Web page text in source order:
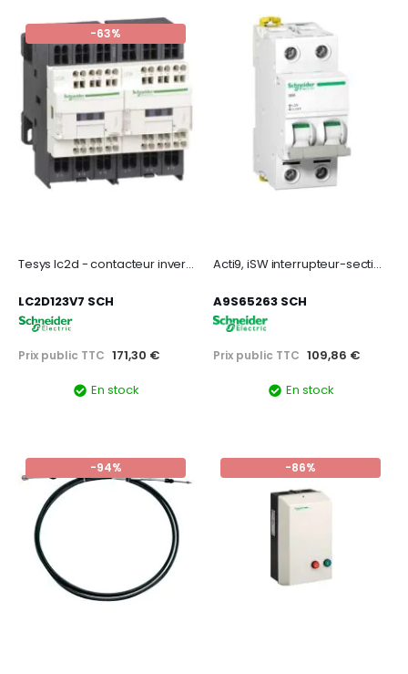
-63%
Tesys lc2d - contacteur inverseur - 3p - ac-3 440v - 12a - bobine 400vca
LC2D123V7 SCH
Prix public TTC 171,30 €
En stock
Acti9, iSW interrupteur-sectionneur 2P 63A 415VAC
A9S65263 SCH
Prix public TTC 109,86 €
En stock
-94% -86%